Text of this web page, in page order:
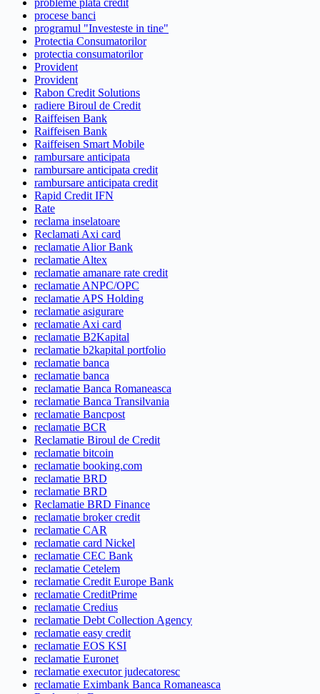
procese banci
programul "Investeste in tine"
Protectia Consumatorilor
protectia consumatorilor
Provident
Provident
Rabon Credit Solutions
radiere Biroul de Credit
Raiffeisen Bank
Raiffeisen Bank
Raiffeisen Smart Mobile
rambursare anticipata
rambursare anticipata credit
rambursare anticipata credit
Rapid Credit IFN
Rate
reclama inselatoare
Reclamati Axi card
reclamatie Alior Bank
reclamatie Altex
reclamatie amanare rate credit
reclamatie ANPC/OPC
reclamatie APS Holding
reclamatie asigurare
reclamatie Axi card
reclamatie B2Kapital
reclamatie b2kapital portfolio
reclamatie banca
reclamatie banca
reclamatie Banca Romaneasca
reclamatie Banca Transilvania
reclamatie Bancpost
reclamatie BCR
Reclamatie Biroul de Credit
reclamatie bitcoin
reclamatie booking.com
reclamatie BRD
reclamatie BRD
Reclamatie BRD Finance
reclamatie broker credit
reclamatie CAR
reclamatie card Nickel
reclamatie CEC Bank
reclamatie Cetelem
reclamatie Credit Europe Bank
reclamatie CreditPrime
reclamatie Credius
reclamatie Debt Collection Agency
reclamatie easy credit
reclamatie EOS KSI
reclamatie Euronet
reclamatie executor judecatoresc
reclamatie Eximbank Banca Romaneasca